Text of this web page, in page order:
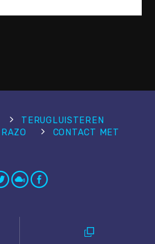
TERUGLUISTEREN
CONTACT MET